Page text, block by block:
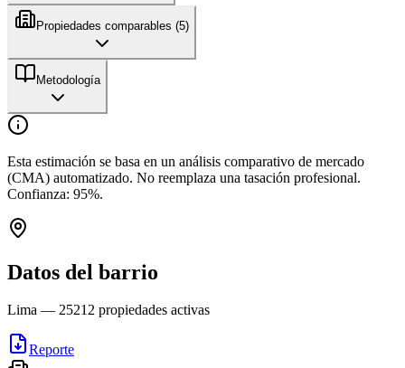
Propiedades comparables (5)
Metodología
Esta estimación se basa en un análisis comparativo de mercado
(CMA) automatizado. No reemplaza una tasación profesional.
Confianza: 95%.
Datos del barrio
Lima — 25212 propiedades activas
Reporte